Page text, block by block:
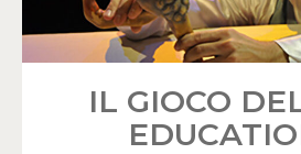
IL GIOCO